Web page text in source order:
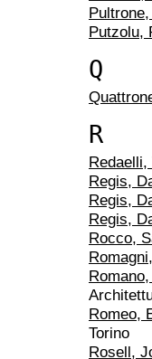
Putzolu,
Q
R
Regis,
Regis,
Regis,
Rocco,
Romeo,
Torino
Rosell,